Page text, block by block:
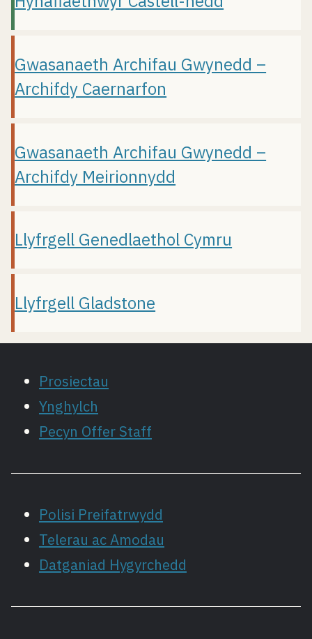
Gwasanaeth Archifau Gwynedd –
Archifdy Caernarfon
Gwasanaeth Archifau Gwynedd –
Archifdy Meirionnydd
Llyfrgell Genedlaethol Cymru
Llyfrgell Gladstone
Prosiectau
Ynghylch
Pecyn Offer Staff
Polisi Preifatrwydd
Telerau ac Amodau
Datganiad Hygyrchedd